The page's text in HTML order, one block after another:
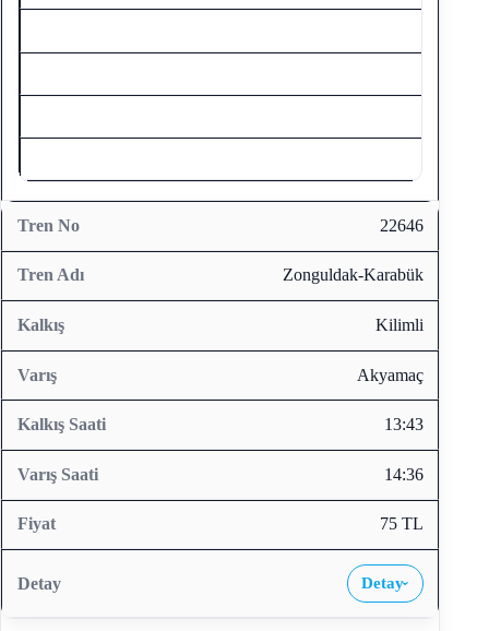
22646
Zonguldak-Karabük
Kilimli
Akyamaç
13:43
14:36
75 TL
Detay›